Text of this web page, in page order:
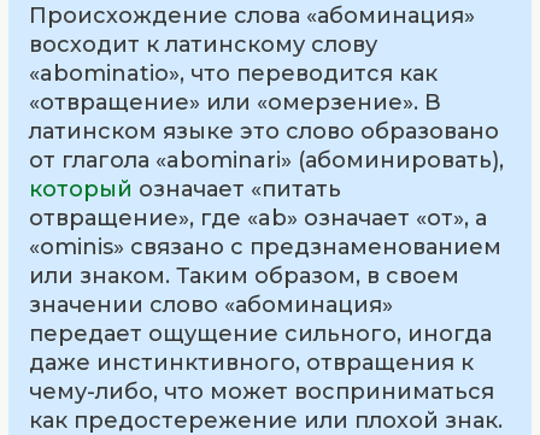
Происхождение слова «абоминация»
восходит к латинскому слову
«abominatio», что переводится как
«отвращение» или «омерзение». В
латинском языке это слово образовано
от глагола «abominari» (абоминировать),
который означает «питать
отвращение», где «ab» означает «от», а
«ominis» связано с предзнаменованием
или знаком. Таким образом, в своем
значении слово «абоминация»
передает ощущение сильного, иногда
даже инстинктивного, отвращения к
чему-либо, что может восприниматься
как предостережение или плохой знак.